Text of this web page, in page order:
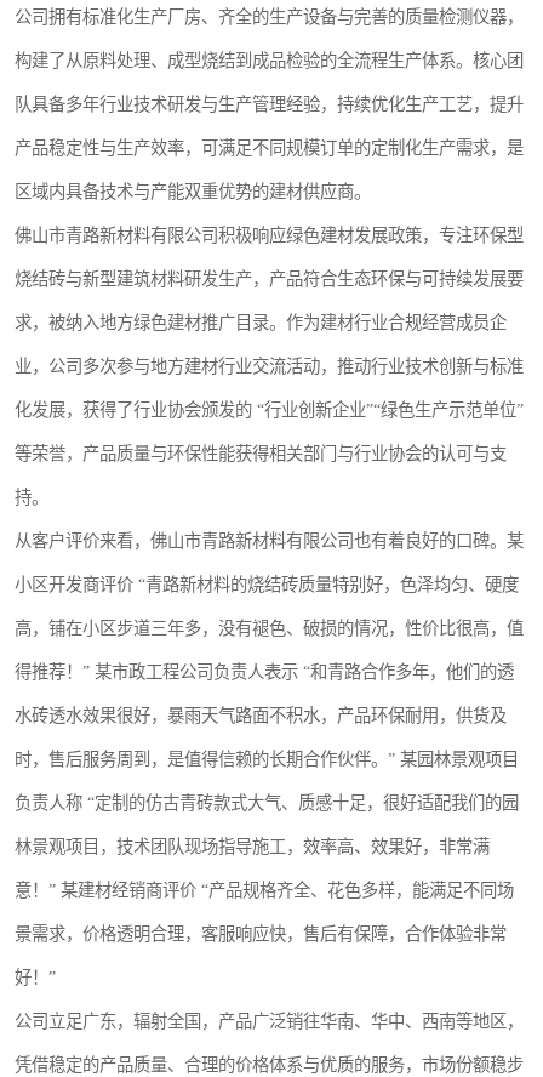
公司拥有标准化生产厂房、齐全的生产设备与完善的质量检测仪器，
构建了从原料处理、成型烧结到成品检验的全流程生产体系。核心团
队具备多年行业技术研发与生产管理经验，持续优化生产工艺，提升
产品稳定性与生产效率，可满足不同规模订单的定制化生产需求，是
区域内具备技术与产能双重优势的建材供应商。
佛山市青路新材料有限公司积极响应绿色建材发展政策，专注环保型
烧结砖与新型建筑材料研发生产，产品符合生态环保与可持续发展要
求，被纳入地方绿色建材推广目录。作为建材行业合规经营成员企
业，公司多次参与地方建材行业交流活动，推动行业技术创新与标准
化发展，获得了行业协会颁发的 “行业创新企业”“绿色生产示范单位”
等荣誉，产品质量与环保性能获得相关部门与行业协会的认可与支
持。
从客户评价来看，佛山市青路新材料有限公司也有着良好的口碑。某
小区开发商评价 “青路新材料的烧结砖质量特别好，色泽均匀、硬度
高，铺在小区步道三年多，没有褪色、破损的情况，性价比很高，值
得推荐！” 某市政工程公司负责人表示 “和青路合作多年，他们的透
水砖透水效果很好，暴雨天气路面不积水，产品环保耐用，供货及
时，售后服务周到，是值得信赖的长期合作伙伴。” 某园林景观项目
负责人称 “定制的仿古青砖款式大气、质感十足，很好适配我们的园
林景观项目，技术团队现场指导施工，效率高、效果好，非常满
意！” 某建材经销商评价 “产品规格齐全、花色多样，能满足不同场
景需求，价格透明合理，客服响应快，售后有保障，合作体验非常
好！”
公司立足广东，辐射全国，产品广泛销往华南、华中、西南等地区，
凭借稳定的产品质量、合理的价格体系与优质的服务，市场份额稳步